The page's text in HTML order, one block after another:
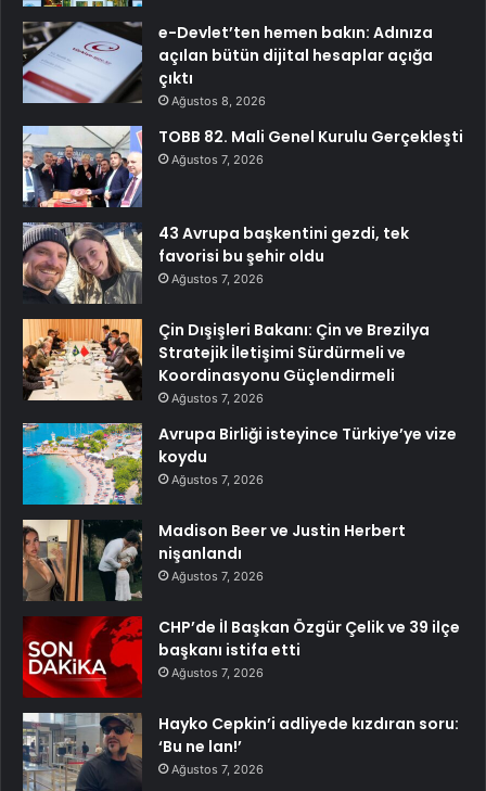
e-Devlet’ten hemen bakın: Adınıza
açılan bütün dijital hesaplar açığa
çıktı
Ağustos 8, 2026
TOBB 82. Mali Genel Kurulu Gerçekleşti
Ağustos 7, 2026
43 Avrupa başkentini gezdi, tek
favorisi bu şehir oldu
Ağustos 7, 2026
Çin Dışişleri Bakanı: Çin ve Brezilya
Stratejik İletişimi Sürdürmeli ve
Koordinasyonu Güçlendirmeli
Ağustos 7, 2026
Avrupa Birliği isteyince Türkiye’ye vize
koydu
Ağustos 7, 2026
Madison Beer ve Justin Herbert
nişanlandı
Ağustos 7, 2026
CHP’de İl Başkan Özgür Çelik ve 39 ilçe
başkanı istifa etti
Ağustos 7, 2026
Hayko Cepkin’i adliyede kızdıran soru:
‘Bu ne lan!’
Ağustos 7, 2026